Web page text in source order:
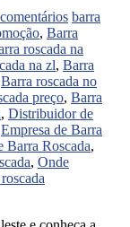
barra
, Barra
roscada na
na zl, Barra
Barra roscada no
preço, Barra
, Distribuidor de
Empresa de Barra
Barra Roscada,
, Onde